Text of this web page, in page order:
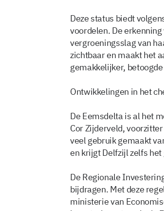
Deze status biedt
voordelen. De
vergroeningsslag van
zichtbaar en maakt het
gemakkelijker,
Ontwikkelingen in het
De Eemsdelta is al het
Cor Zijderveld,
veel gebruik gemaakt
en krijgt Delfzijl zelfs
De Regionale
bijdragen. Met deze
ministerie van